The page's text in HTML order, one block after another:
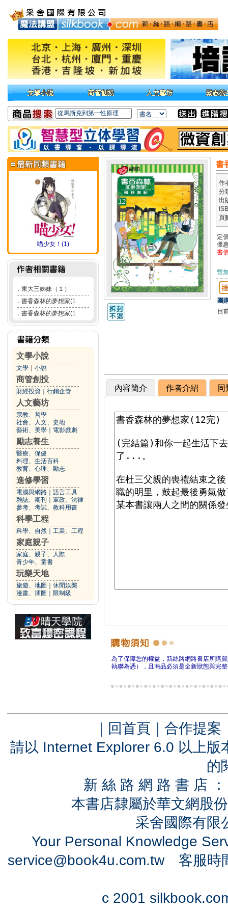
喵少女！(1)
． 東大三姊妹（１）
． 書香森林的夢想家(1
． 書香森林的夢想家(1
文學小說
文學 小說
商管創投
財經投資 行銷企管
人文藝坊
宗教、哲學
社會、人文、史地
藝術、美學
電影戲劇
勵志養生
醫療、保健
料理、生活百科
教育、心理、勵志
進修學習
電腦與網路
語言工具
雜誌、期刊
軍政、法律
參考、考試、教科用書
科學工程
科學、自然 工業、工程
家庭親子
家庭、親子、人際
青少年、童書
玩樂天地
旅遊、地圖
休閒娛樂
漫畫、插圖
限制級
書
作
分
出
頁
定
優
書
暫
團
目
內容簡介 作者介紹 同
為了保障您的權益，新絲路網路書店所購
執聯為憑），且商品必須是全新狀態與完
｜ 回首頁 ｜ 合作提案
請以 Internet Explorer 6.0 以上
的
新 絲 路 網 路 書 店
本書店隸屬於華文網股
采舍國際有
Your Personal Knowledge
service@book4u.com.tw客服時
c 2001